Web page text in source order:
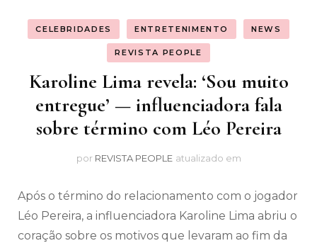
CELEBRIDADES ENTRETENIMENTO NEWS
REVISTA PEOPLE
Karoline Lima revela: ‘Sou muito
entregue’ — influenciadora fala
sobre término com Léo Pereira
por REVISTA PEOPLE atualizado em
Após o término do relacionamento com o jogador
Léo Pereira, a influenciadora Karoline Lima abriu o
coração sobre os motivos que levaram ao fim da